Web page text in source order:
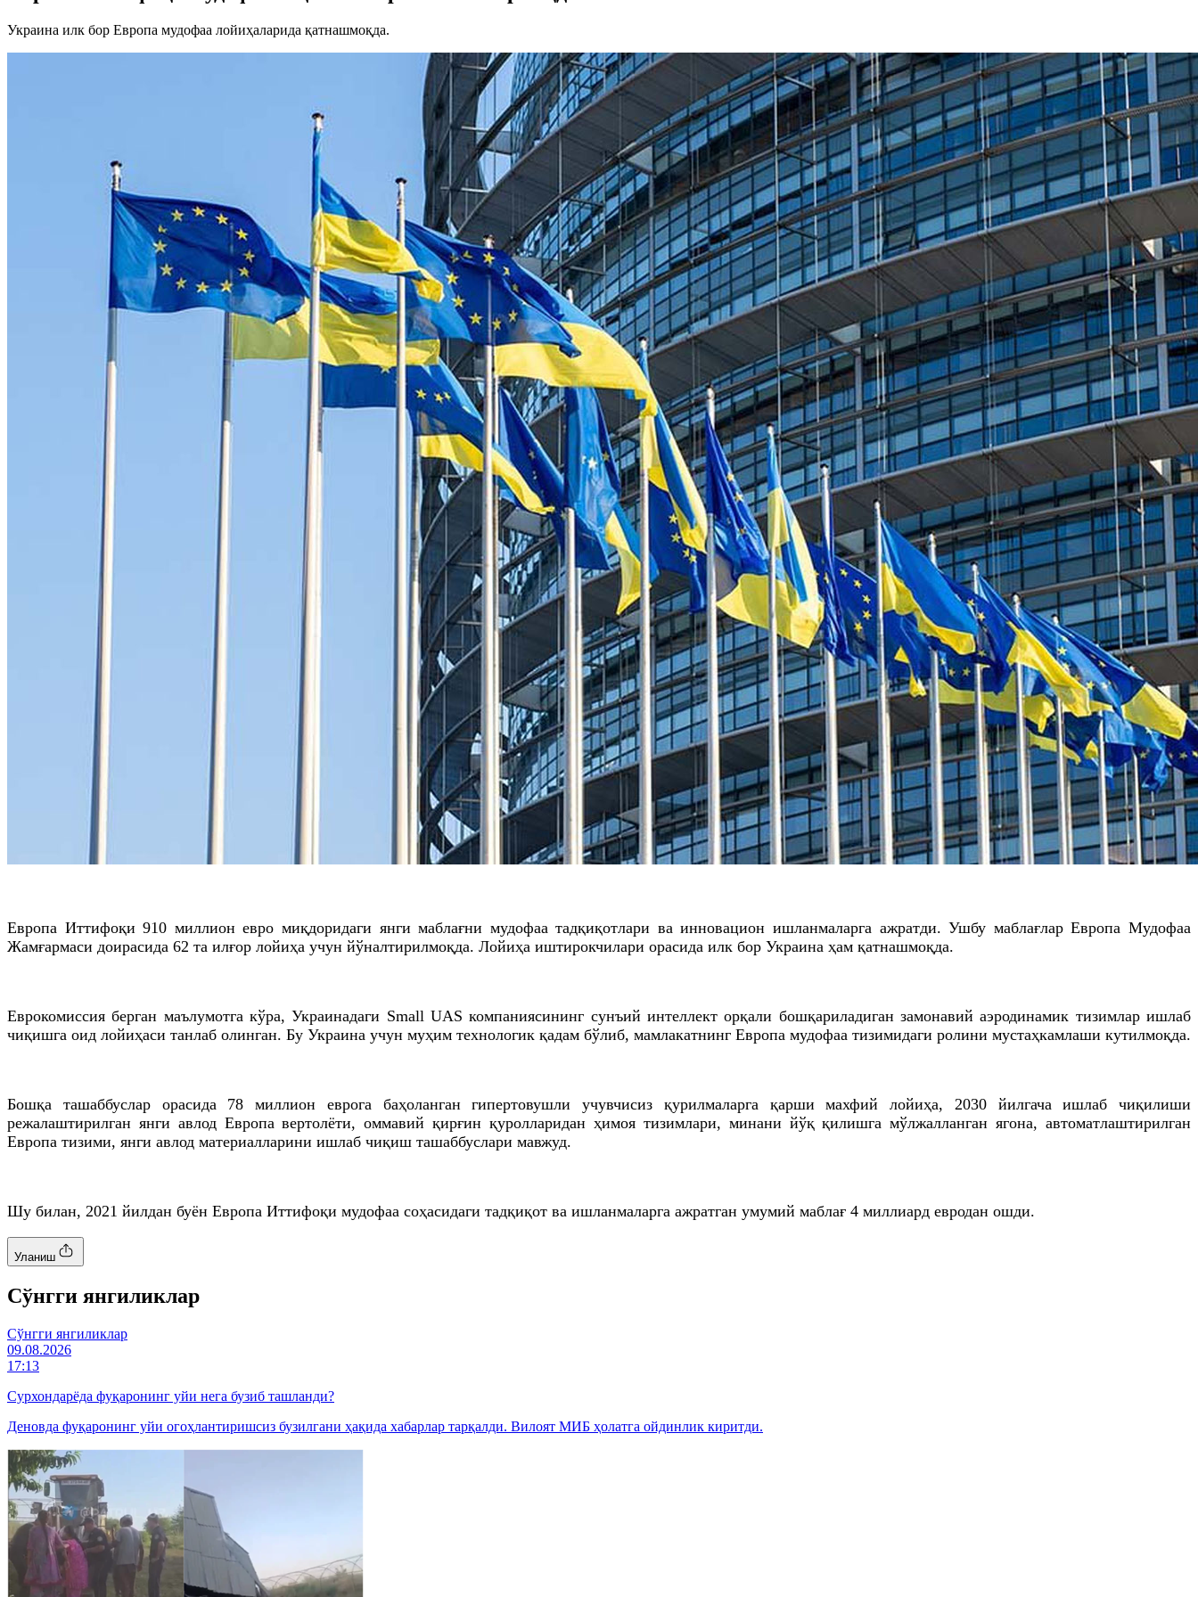
Украина илк бор Европа мудофаа лойиҳаларида қатнашмоқда.
Европа Иттифоқи 910 миллион евро миқдоридаги янги маблағни мудофаа тадқиқотлари ва инновацион ишланмаларга ажратди. Ушбу маблағлар Европа Мудофаа
Жамғармаси доирасида 62 та илғор лойиҳа учун йўналтирилмоқда. Лойиҳа иштирокчилари орасида илк бор Украина ҳам қатнашмоқда.
Еврокомиссия берган маълумотга кўра, Украинадаги Small UAS компаниясининг сунъий интеллект орқали бошқариладиган замонавий аэродинамик тизимлар ишлаб
чиқишга оид лойиҳаси танлаб олинган. Бу Украина учун муҳим технологик қадам бўлиб, мамлакатнинг Европа мудофаа тизимидаги ролини мустаҳкамлаши кутилмоқда.
Бошқа ташаббуслар орасида 78 миллион еврога баҳоланган гипертовушли учувчисиз қурилмаларга қарши махфий лойиҳа, 2030 йилгача ишлаб чиқилиши
режалаштирилган янги авлод Европа вертолёти, оммавий қирғин қуролларидан ҳимоя тизимлари, минани йўқ қилишга мўлжалланган ягона, автоматлаштирилган
Европа тизими, янги авлод материалларини ишлаб чиқиш ташаббуслари мавжуд.
Шу билан, 2021 йилдан буён Европа Иттифоқи мудофаа соҳасидаги тадқиқот ва ишланмаларга ажратган умумий маблағ 4 миллиард евродан ошди.
Уланиш
Cўнгги янгиликлар
Cўнгги янгиликлар
09.08.2026
17:13
Сурхондарёда фуқаронинг уйи нега бузиб ташланди?
Деновда фуқаронинг уйи огоҳлантиришсиз бузилгани ҳақида хабарлар тарқалди. Вилоят МИБ ҳолатга ойдинлик киритди.